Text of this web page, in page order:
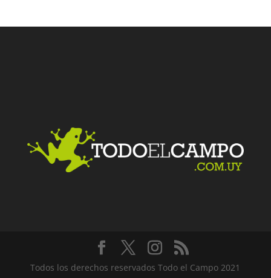
Todos los derechos reservados Todo el Campo 2021
Facebook